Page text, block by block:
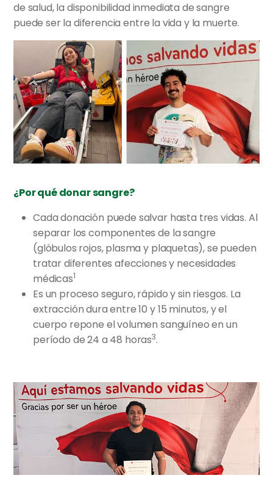
de salud, la disponibilidad inmediata de sangre
puede ser la diferencia entre la vida y la muerte.
¿Por qué donar sangre?
Cada donación puede salvar hasta tres vidas. Al
separar los componentes de la sangre
(glóbulos rojos, plasma y plaquetas), se pueden
tratar diferentes afecciones y necesidades
médicas1
Es un proceso seguro, rápido y sin riesgos. La
extracción dura entre 10 y 15 minutos, y el
cuerpo repone el volumen sanguíneo en un
período de 24 a 48 horas3.